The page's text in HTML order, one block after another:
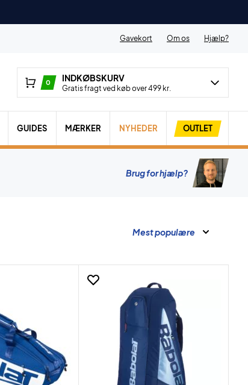
Gavekort Om os Hjælp?
0 INDKØBSKURV
Gratis fragt ved køb over 499 kr.
GUIDES MÆRKER NYHEDER OUTLET
Brug for hjælp?
Mest populære